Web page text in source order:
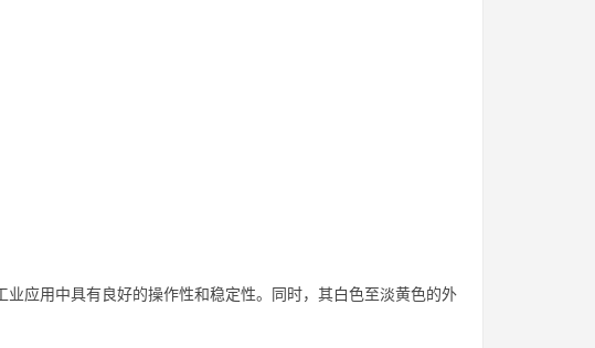
应用中具有良好的操作性和稳定性。同时，其白色至淡黄色的外